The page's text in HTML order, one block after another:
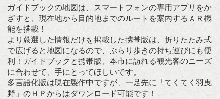
ガイドブックの地図は、スマートフォンの専用アプリをか
ざすと、現在地から目的地までのルートを案内するＡＲ機
能を搭載！
より厳選した情報だけを掲載した携帯版は、折りたたみ式
で広げると地図になるので、ぶらり歩きの持ち運びにも便
利！ガイドブックと携帯版、本市に訪れる観光客のニーズ
に合わせて、手にとってほしいです。
多言語化版は現在製作中ですが、一足先に「てくてく羽曳
野」のＨＰからはダウンロード可能です！